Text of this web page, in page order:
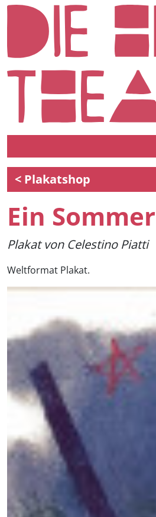
< Plakatshop
Ein
Plakat von Celestino Piatti
Weltformat Plakat.